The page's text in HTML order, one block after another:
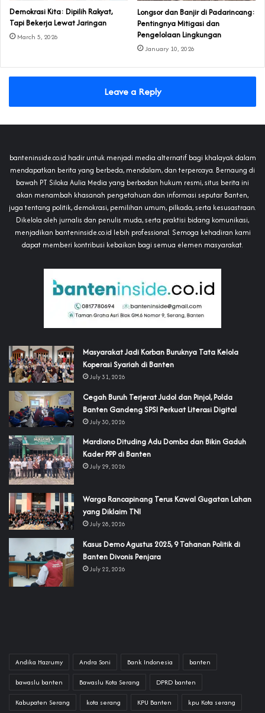
Demokrasi Kita: Dipilih Rakyat,
Tapi Bekerja Lewat Jaringan
March 5, 2026
Longsor dan Banjir di Padarincang:
Pentingnya Mitigasi dan
Pengelolaan Lingkungan
January 10, 2026
Leave a Reply
banteninside.co.id hadir untuk menjadi media alternatif bagi khalayak dalam
mendapatkan berita yang berbeda, mendalam, dan terpercaya. Bernaung di
bawah PT Siloka Aulia Media yang berbadan hukum resmi, situs berita ini
akan menambah khasanah pengetahuan dan informasi seputar Banten,
juga tentang politik, demokrasi, pemilihan umum, pilkada, serta kesusastraan.
Dikelola oleh jurnalis dan penulis muda, serta praktisi bidang komunikasi,
menjadikan banteninside.co.id lebih professional. Semoga kehadiran kami
dapat memberi kontribusi kebaikan bagi semua elemen masyarakat.
‎Masyarakat Jadi Korban Buruknya Tata Kelola
Koperasi Syariah di Banten
July 31, 2026
Cegah Buruh Terjerat Judol dan Pinjol, Polda
Banten Gandeng SPSI Perkuat Literasi Digital
July 30, 2026
‎Mardiono Dituding Adu Domba dan Bikin Gaduh
Kader PPP di Banten
July 29, 2026
‎Warga Rancapinang Terus Kawal Gugatan Lahan
yang Diklaim TNI‎‎
July 28, 2026
‎Kasus Demo Agustus 2025, 9 Tahanan Politik di
Banten Divonis Penjara
July 22, 2026
Andika Hazrumy Andra Soni Bank Indonesia banten
bawaslu banten Bawaslu Kota Serang DPRD banten
Kabupaten Serang kota serang KPU Banten kpu Kota serang